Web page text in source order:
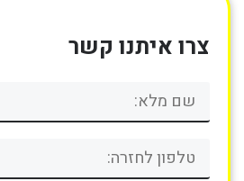
צרו איתנו קשר